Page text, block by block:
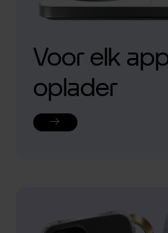
Voor elk
oplader